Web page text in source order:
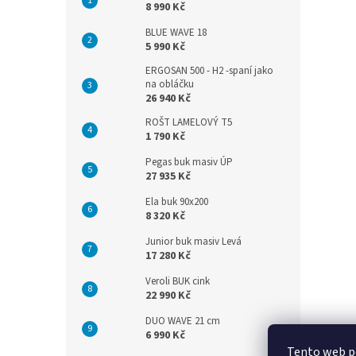
Tento web
8 990 Kč
BLUE WAVE 18
5 990 Kč
ERGOSAN 500 - H2 -spaní jako
na obláčku
26 940 Kč
ROŠT LAMELOVÝ T5
1 790 Kč
Pegas buk masiv ÚP
27 935 Kč
Ela buk 90x200
8 320 Kč
Junior buk masiv Levá
17 280 Kč
Veroli BUK cink
22 990 Kč
DUO WAVE 21 cm
6 990 Kč